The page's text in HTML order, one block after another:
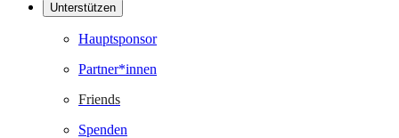
Unterstützen
Hauptsponsor
Partner*innen
Friends
Spenden